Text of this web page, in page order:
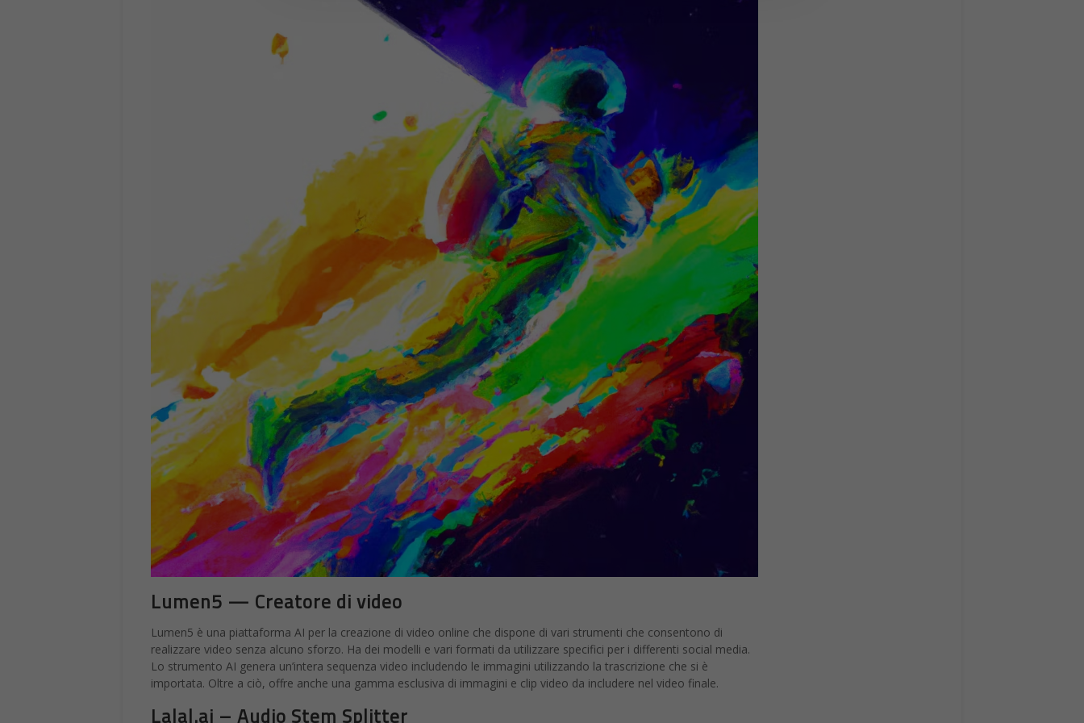
Lumen5 — Creatore di video
Lumen5 è una piattaforma AI per la creazione di video online che dispone di vari strumenti che consentono di
realizzare video senza alcuno sforzo. Ha dei modelli e vari formati da utilizzare specifici per i differenti social media.
Lo strumento AI genera un’intera sequenza video includendo le immagini utilizzando la trascrizione che si è
importata. Oltre a ciò, offre anche una gamma esclusiva di immagini e clip video da includere nel video finale.
Lalal.ai – Audio Stem Splitter